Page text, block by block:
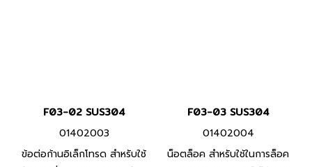
F03-02 SUS304
01402003
ข้อต่อก้านอิเล็กโทรด สำหรับใช้
F03-03 SUS304
01402004
น็อตล็อค สำหรับใช้ในการล็อค